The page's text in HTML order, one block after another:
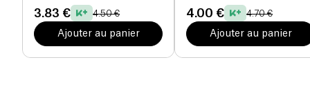
3.83 € 4.50 €
Ajouter au panier
4.00 € 4.70 €
Ajouter au panier